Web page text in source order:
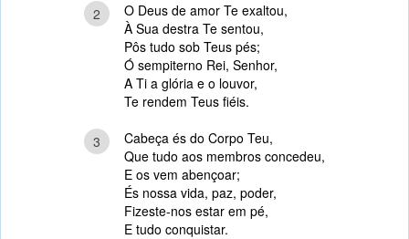
2
O Deus de amor Te exaltou,
À Sua destra Te sentou,
Pôs tudo sob Teus pés;
Ó sempiterno Rei, Senhor,
A Ti a glória e o louvor,
Te rendem Teus fiéis.
3
Cabeça és do Corpo Teu,
Que tudo aos membros concedeu,
E os vem abençoar;
És nossa vida, paz, poder,
Fizeste-nos estar em pé,
E tudo conquistar.